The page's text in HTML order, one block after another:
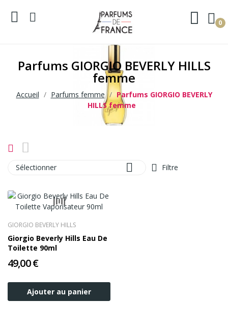
0
Parfums GIORGIO BEVERLY HILLS
femme
Accueil Parfums femme
Parfums GIORGIO BEVERLY
HILLS femme
Sélectionner  Filtre
GIORGIO BEVERLY HILLS
Giorgio Beverly Hills Eau De
Toilette 90ml
49,00 €
Ajouter au panier